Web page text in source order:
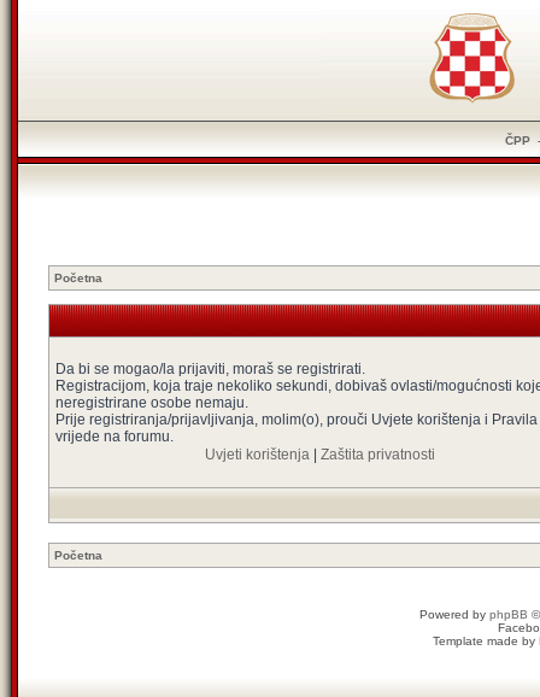
ČPP
Početna
Da bi se mogao/la prijaviti, moraš se registrirati.
Registracijom, koja traje nekoliko sekundi, dobivaš ovlasti/mogućnosti
neregistrirane osobe nemaju.
Prije registriranja/prijavljivanja, molim(o), prouči Uvjete korištenja i
vrijede na forumu.
Uvjeti korištenja| Zaštita privatnosti
Početna
Powered by phpBB
Template made by